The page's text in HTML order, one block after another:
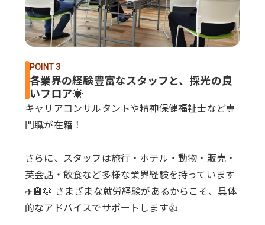
POINT 3
各業界の経験豊富なスタッフと、採光の良
いフロア☀️
キャリアコンサルタントや精神保健福祉士など専
門職が在籍！
さらに、スタッフは旅行・ホテル・動物・販売・
英会話・飲食など多様な業界経験を持っています
✈️🏨🐶 さまざまな就労経験があるからこそ、具体
的なアドバイスでサポートします👍